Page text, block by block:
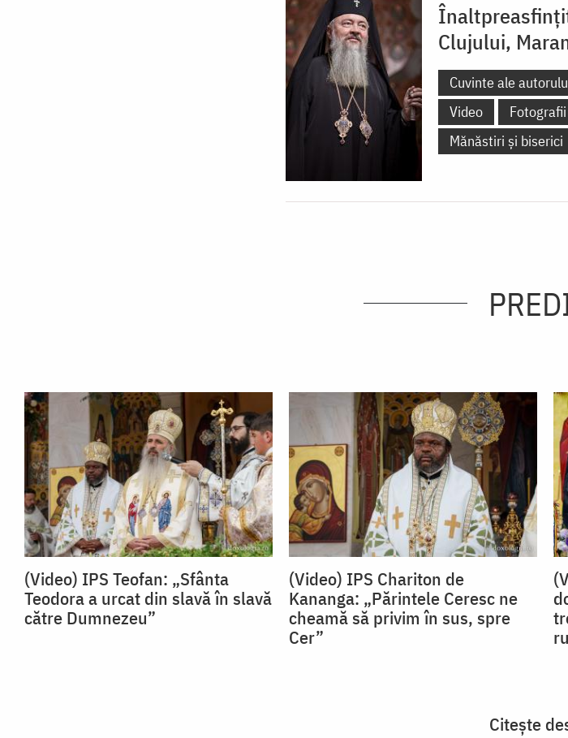
Clujului,
Cuvinte ale
Video
Fotografii
Mănăstiri și biserici
(Video) IPS Teofan: „Sfânta
Teodora a urcat din slavă în slavă
către Dumnezeu”
(Video) IPS Chariton de
Kananga: „Părintele Ceresc ne
cheamă să privim în sus, spre
Cer”
Citește